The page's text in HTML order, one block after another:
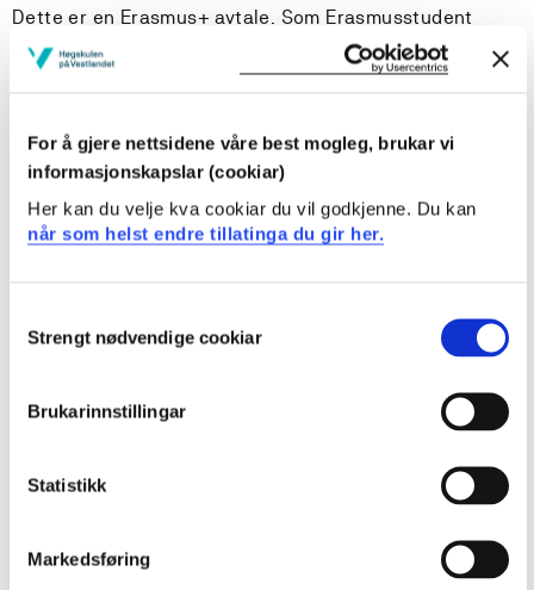
For å gjere nettsidene våre best mogleg, brukar vi
informasjonskapslar (cookiar)
Her kan du velje kva cookiar du vil godkjenne. Du kan
når som helst endre tillatinga du gir her.
Selection
Strengt nødvendige cookiar
Brukarinnstillingar
Statistikk
Markedsføring
Dette er en Erasmus+ avtale. Som Erasmusstudent
deltar du i verdens største utvekslingsprogram og kan
studere på gode europeiske universiteter uten å betale
hvordan du kan reise på Erasmus+ utveksling.
Språk
reiser. Internasjonalt kontor informerer deg mer i
Du betaler ikke skolepenger ved denne institusjonen,
Lånekassen.